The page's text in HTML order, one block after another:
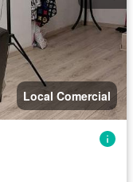
Local Comercial